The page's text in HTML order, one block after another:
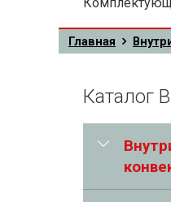
Главная
Каталог